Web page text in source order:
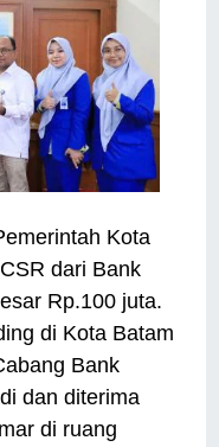
Kota
dari Bank
Rp.100 juta.
di Kota Batam
Bank
dan diterima
di ruang